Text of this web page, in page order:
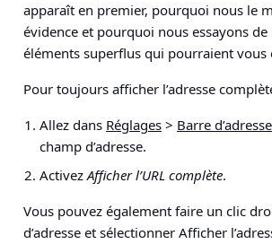
apparaît en premier, pourquoi nous le
évidence et pourquoi nous essayons
éléments superflus qui pourraient vous
Pour toujours afficher l’adresse
Allez dans Réglages > Barre
champ d’adresse.
ActivezAfficher l’URL complète.
Vous pouvez également faire un clic
d’adresse et sélectionner Afficher